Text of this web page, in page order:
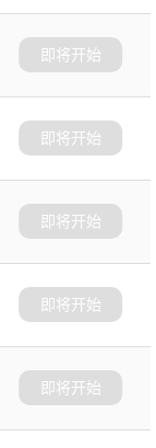
即将开始
即将开始
即将开始
即将开始
即将开始